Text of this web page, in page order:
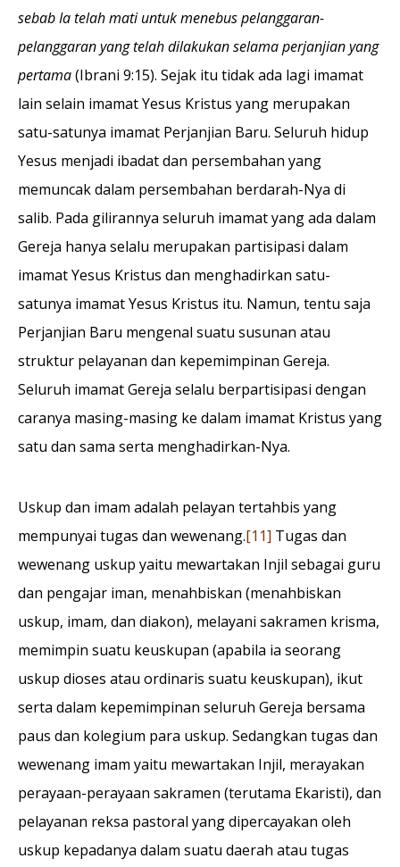
sebab Ia telah mati untuk menebus pelanggaran-
pelanggaran yang telah dilakukan selama perjanjian yang
pertama(Ibrani 9:15). Sejak itu tidak ada lagi imamat
lain selain imamat Yesus Kristus yang merupakan
satu-satunya imamat Perjanjian Baru. Seluruh hidup
Yesus menjadi ibadat dan persembahan yang
memuncak dalam persembahan berdarah-Nya di
salib. Pada gilirannya seluruh imamat yang ada dalam
Gereja hanya selalu merupakan partisipasi dalam
imamat Yesus Kristus dan menghadirkan satu-
satunya imamat Yesus Kristus itu. Namun, tentu saja
Perjanjian Baru mengenal suatu susunan atau
struktur pelayanan dan kepemimpinan Gereja.
Seluruh imamat Gereja selalu berpartisipasi dengan
caranya masing-masing ke dalam imamat Kristus yang
satu dan sama serta menghadirkan-Nya.
Uskup dan imam adalah pelayan tertahbis yang
mempunyai tugas dan wewenang.[11] Tugas dan
wewenang uskup yaitu mewartakan Injil sebagai guru
dan pengajar iman, menahbiskan (menahbiskan
uskup, imam, dan diakon), melayani sakramen krisma,
memimpin suatu keuskupan (apabila ia seorang
uskup dioses atau ordinaris suatu keuskupan), ikut
serta dalam kepemimpinan seluruh Gereja bersama
paus dan kolegium para uskup. Sedangkan tugas dan
wewenang imam yaitu mewartakan Injil, merayakan
perayaan-perayaan sakramen (terutama Ekaristi), dan
pelayanan reksa pastoral yang dipercayakan oleh
uskup kepadanya dalam suatu daerah atau tugas